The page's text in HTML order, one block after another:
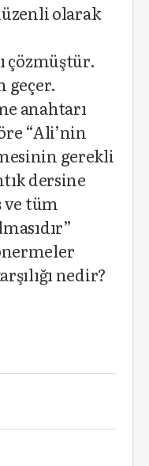
olarak
çözmüştür.
geçer.
anahtarı
“Ali’nin
gerekli
dersine
ve tüm
nedir?